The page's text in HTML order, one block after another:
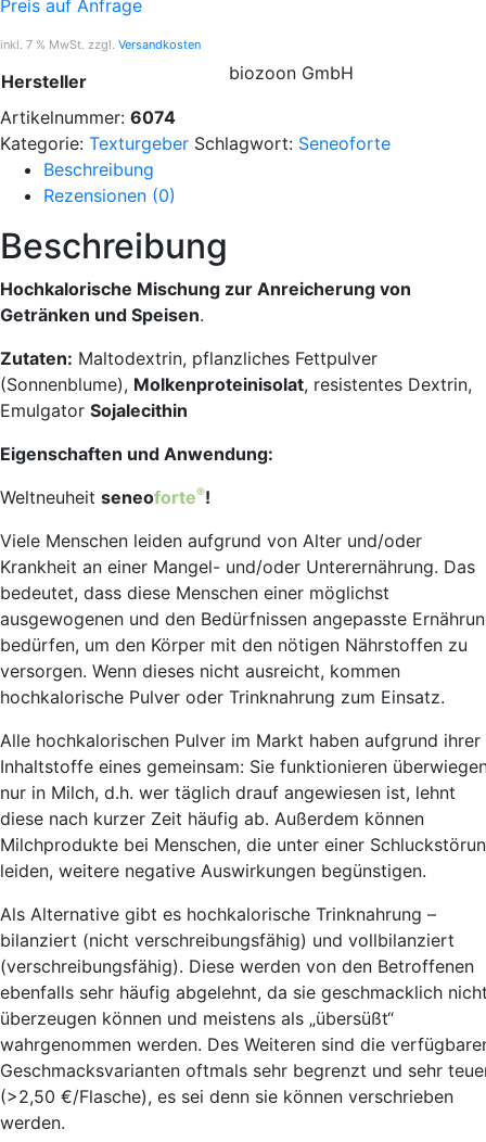
Preis auf Anfrage
inkl. 7 % MwSt. zzgl. Versandkosten
Hersteller biozoon GmbH
Artikelnummer: 6074
Kategorie: Texturgeber Schlagwort: Seneoforte
Beschreibung
Rezensionen (0)
Beschreibung
Hochkalorische Mischung zur Anreicherung von
Getränken und Speisen.
Zutaten: Maltodextrin, pflanzliches Fettpulver
(Sonnenblume), Molkenproteinisolat, resistentes Dextrin,
Emulgator Sojalecithin
Eigenschaften und Anwendung:
Weltneuheit seneoforte®!
Viele Menschen leiden aufgrund von Alter und/oder
Krankheit an einer Mangel- und/oder Unterernährung. Das
bedeutet, dass diese Menschen einer möglichst
ausgewogenen und den Bedürfnissen angepasste
bedürfen, um den Körper mit den nötigen Nährstoffen zu
versorgen. Wenn dieses nicht ausreicht, kommen
hochkalorische Pulver oder Trinknahrung zum Einsatz.
Alle hochkalorischen Pulver im Markt haben aufgrund ihrer
Inhaltstoffe eines gemeinsam: Sie funktionieren
nur in Milch, d.h. wer täglich drauf angewiesen ist, lehnt
diese nach kurzer Zeit häufig ab. Außerdem können
Milchprodukte bei Menschen, die unter einer
leiden, weitere negative Auswirkungen begünstigen.
Als Alternative gibt es hochkalorische Trinknahrung –
bilanziert (nicht verschreibungsfähig) und vollbilanziert
(verschreibungsfähig). Diese werden von den Betroffenen
ebenfalls sehr häufig abgelehnt, da sie geschmacklich
überzeugen können und meistens als „übersüßt“
wahrgenommen werden. Des Weiteren sind die
Geschmacksvarianten oftmals sehr begrenzt und sehr
(>2,50 €/Flasche), es sei denn sie können verschrieben
werden.